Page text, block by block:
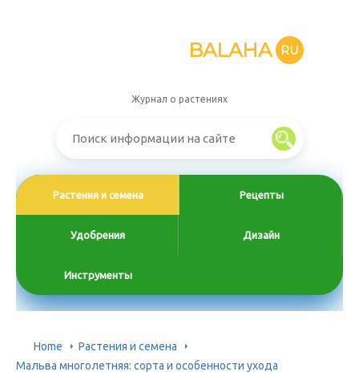
BALAHA RU
Журнал о растениях
Растения и семена Рецепты
Удобрения Дизайн
Инструменты
Home
Растения и семена
Мальва многолетняя: сорта и особенности ухода